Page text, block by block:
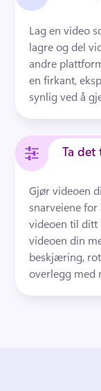
Lag en video
lagre og del
andre
en firkant,
synlig ved å
Ta det
Gjør videoen
snarveiene
videoen til ditt
videoen din
beskjæring,
overlegg med